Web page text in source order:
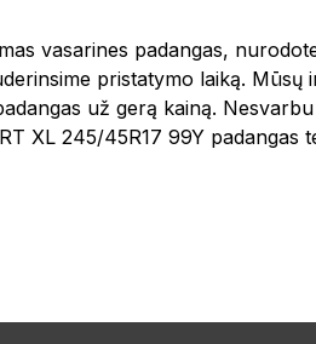
vasarines padangas,
pristatymo laiką. Mūsų
už gerą kainą.
XL 245/45R17 99Y padangas